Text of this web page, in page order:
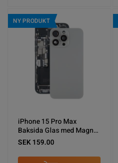
NY PRODUKT
iPhone 15 Pro Max
Baksida Glas med Magnet
och Kameralins - Naturlig
SEK 159.00